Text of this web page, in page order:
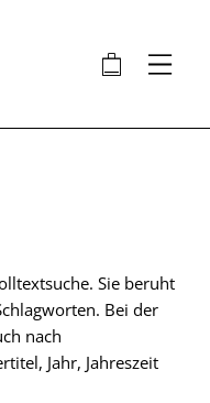
🛍 ⋮
Sie beruht
Bei der
nach
Jahr, Jahreszeit